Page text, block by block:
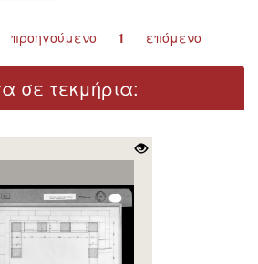
προηγούμενο 1 επόμενο
σε τεκμήρια: